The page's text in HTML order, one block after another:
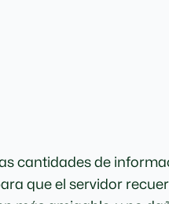
cantidades de
que el servidor